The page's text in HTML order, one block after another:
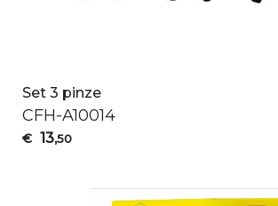
Set 3 pinze
CFH-A10014
€ 13,50